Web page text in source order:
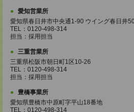
愛知営業所
愛知県春日井市中央通1-90 ウイング春日井
TEL：0120-498-314
担当：採用担当
三重営業所
三重県松阪市朝日町1区10-26
TEL：0120-498-314
担当：採用担当
豊橋事業所
愛知県豊橋市中原町字平山18番地
TEL：0120-498-314